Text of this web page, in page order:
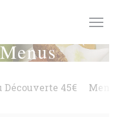
matière de cookies
Découverte 45€ Menu